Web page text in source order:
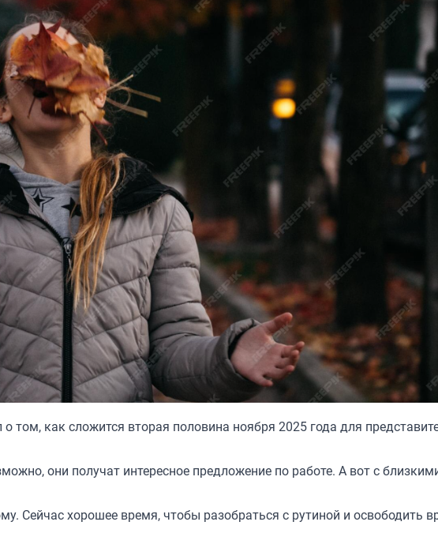
о том, как сложится вторая половина ноября 2025 года для
они получат интересное предложение по работе. А вот с
Сейчас хорошее время, чтобы разобраться с рутиной и освободить